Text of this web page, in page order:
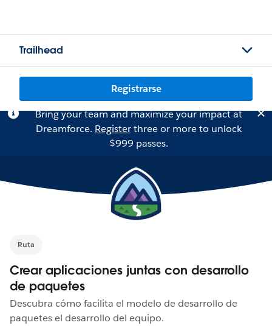
Trailhead
Registrarse
Bring your team and maximize your impact at
Dreamforce. Registerthree or more to unlock
$999 passes.
Ruta
Crear aplicaciones juntas con desarrollo
de paquetes
Descubra cómo facilita el modelo de desarrollo de
paquetes el desarrollo del equipo.